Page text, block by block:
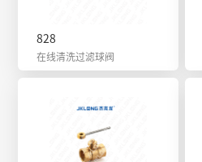
828
在线清洗过滤球阀